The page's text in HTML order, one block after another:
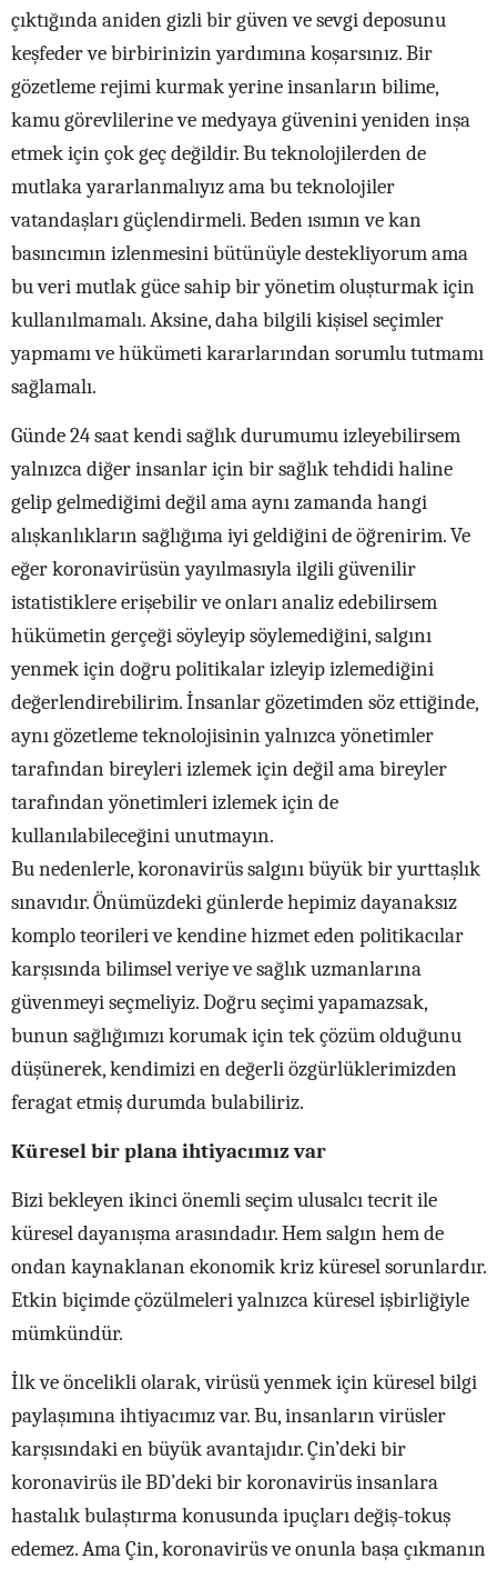
çıktığında aniden gizli bir güven ve sevgi deposunu
keşfeder ve birbirinizin yardımına koşarsınız. Bir
gözetleme rejimi kurmak yerine insanların bilime,
kamu görevlilerine ve medyaya güvenini yeniden inşa
etmek için çok geç değildir. Bu teknolojilerden de
mutlaka yararlanmalıyız ama bu teknolojiler
vatandaşları güçlendirmeli. Beden ısımın ve kan
basıncımın izlenmesini bütünüyle destekliyorum ama
bu veri mutlak güce sahip bir yönetim oluşturmak için
kullanılmamalı. Aksine, daha bilgili kişisel seçimler
yapmamı ve hükümeti kararlarından sorumlu tutmamı
sağlamalı.
Günde 24 saat kendi sağlık durumumu izleyebilirsem
yalnızca diğer insanlar için bir sağlık tehdidi haline
gelip gelmediğimi değil ama aynı zamanda hangi
alışkanlıkların sağlığıma iyi geldiğini de öğrenirim. Ve
eğer koronavirüsün yayılmasıyla ilgili güvenilir
istatistiklere erişebilir ve onları analiz edebilirsem
hükümetin gerçeği söyleyip söylemediğini, salgını
yenmek için doğru politikalar izleyip izlemediğini
değerlendirebilirim. İnsanlar gözetimden söz ettiğinde,
aynı gözetleme teknolojisinin yalnızca yönetimler
tarafından bireyleri izlemek için değil ama bireyler
tarafından yönetimleri izlemek için de
kullanılabileceğini unutmayın.
Bu nedenlerle, koronavirüs salgını büyük bir yurttaşlık
sınavıdır. Önümüzdeki günlerde hepimiz dayanaksız
komplo teorileri ve kendine hizmet eden politikacılar
karşısında bilimsel veriye ve sağlık uzmanlarına
güvenmeyi seçmeliyiz. Doğru seçimi yapamazsak,
bunun sağlığımızı korumak için tek çözüm olduğunu
düşünerek, kendimizi en değerli özgürlüklerimizden
feragat etmiş durumda bulabiliriz.
Küresel bir plana ihtiyacımız var
Bizi bekleyen ikinci önemli seçim ulusalcı tecrit ile
küresel dayanışma arasındadır. Hem salgın hem de
ondan kaynaklanan ekonomik kriz küresel sorunlardır.
Etkin biçimde çözülmeleri yalnızca küresel işbirliğiyle
mümkündür.
İlk ve öncelikli olarak,virüsü yenmek için küresel bilgi
paylaşımına ihtiyacımızvar. Bu, insanların virüsler
karşısındaki en büyük avantajıdır. Çin’deki bir
koronavirüs ile BD’deki bir koronavirüs insanlara
hastalık bulaştırma konusunda ipuçları değiş-tokuş
edemez. Ama Çin, koronavirüs ve onunla başa çıkmanın